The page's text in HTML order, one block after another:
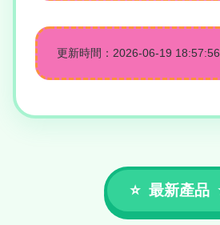
更新時間：2026-06-19 18:57:56
最新產品